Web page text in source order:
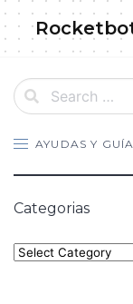
Skip
to
content
AYUDAS Y
Categorias
Categories